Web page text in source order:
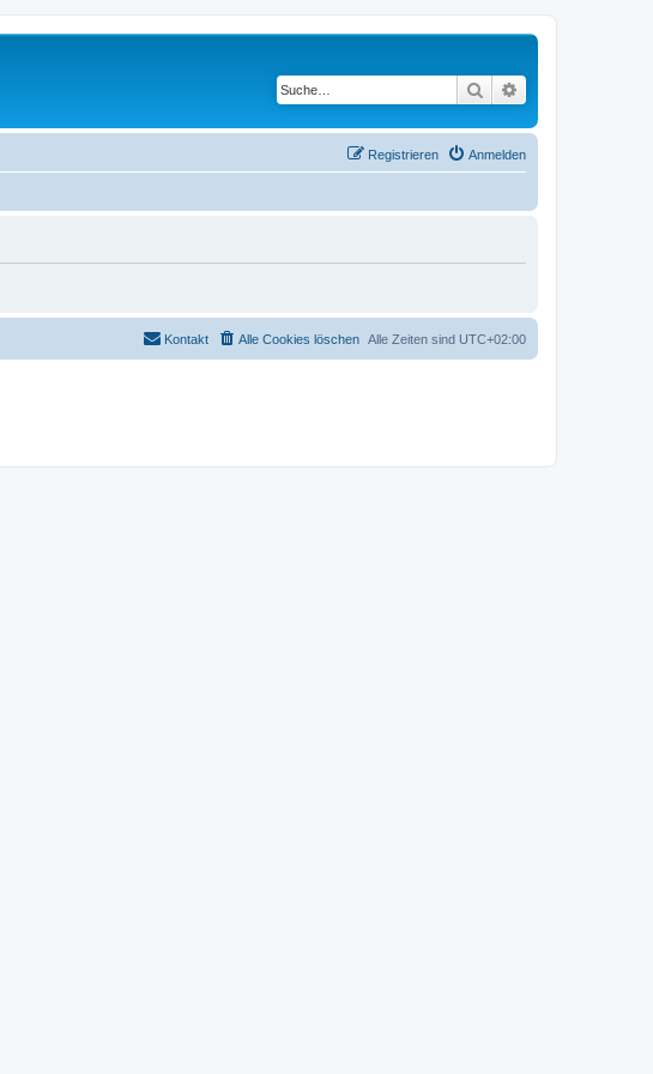
Suche
Anmelden
Registrieren
Alle Zeiten sind UTC+02:00
Alle Cookies löschen
Kontakt